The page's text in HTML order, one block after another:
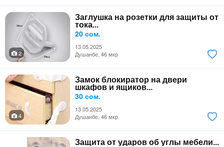
Заглушка на розетки для защиты от
тока...
20 сом.
13.05.2025
2
Душанбе, 46 мкр
Замок блокиратор на двери
шкафов и ящиков...
30 сом.
13.05.2025
4
Душанбе, 46 мкр
Защита от ударов об углы мебели...